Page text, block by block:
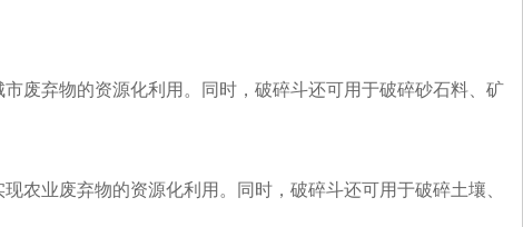
废弃物的资源化利用。同时，破碎斗还可用于破碎砂石料、矿
农业废弃物的资源化利用。同时，破碎斗还可用于破碎土壤、